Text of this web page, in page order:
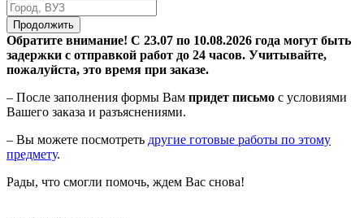
Продолжить
Обратите внимание! С 23.07 по 10.08.2026 года могут быть
задержки с отправкой работ до 24 часов. Учитывайте,
пожалуйста, это время при заказе.
– После заполнения формы Вам придет письмо с условиями
Вашего заказа и разъяснениями.
– Вы можете посмотреть другие готовые работы по этому
предмету.
Рады, что смогли помочь, ждем Вас снова!